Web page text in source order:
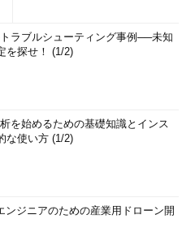
ラブルシューティング事例──未知
を探せ！ (1/2)
を始めるための基礎知識とインス
な使い方 (1/2)
ンジニアのための産業用ドローン開